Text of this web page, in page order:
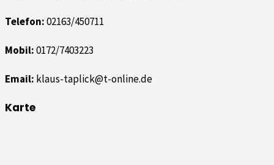
Telefon:02163/450711
Mobil:0172/7403223
Email: klaus-taplick@t-online.de
Karte